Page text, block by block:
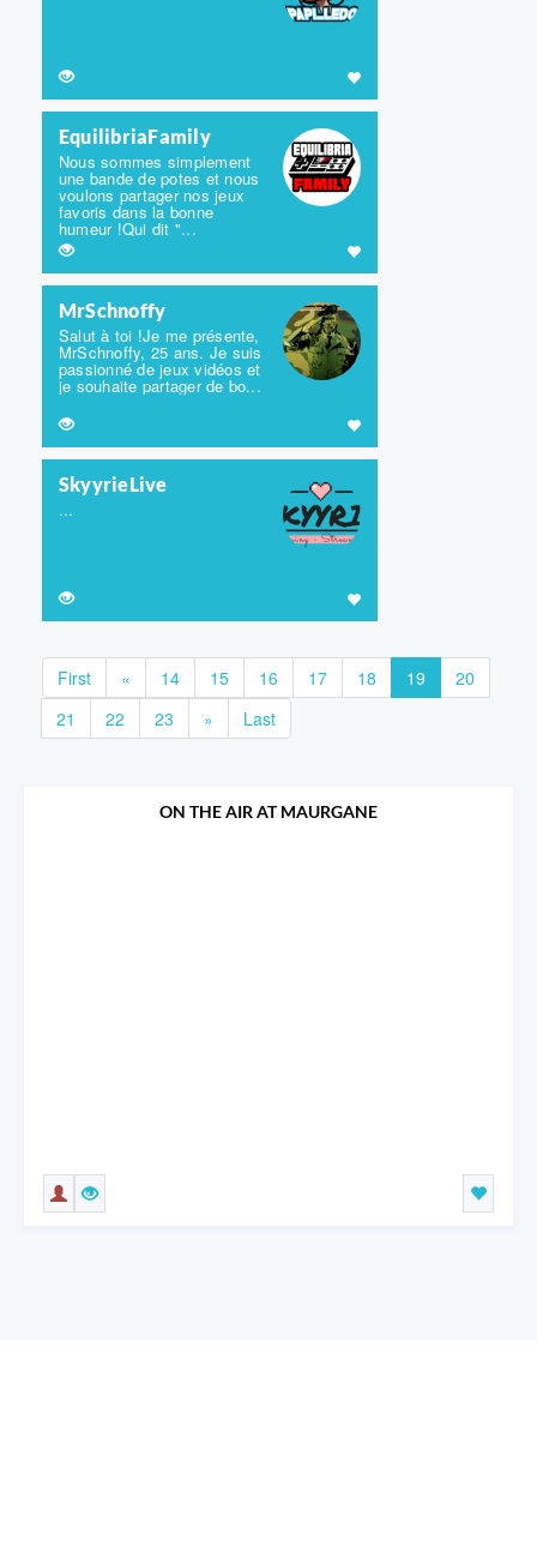
EquilibriaFamily
Nous sommes simplement
une bande de potes et nous
voulons partager nos jeux
favoris dans la bonne
humeur !Qui dit "...
MrSchnoffy
Salut à toi !Je me présente,
MrSchnoffy, 25 ans. Je suis
passionné de jeux vidéos et
je souhaite partager de bo...
SkyyrieLive
...
First « 14 15 16 17 18 19
20
21
22 23 » Last
ON THE AIR AT MAURGANE